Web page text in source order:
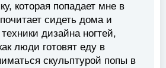
которая попадает мне в
сидеть дома и
дизайна ногтей,
люди готовят еду в
скульптурой попы в